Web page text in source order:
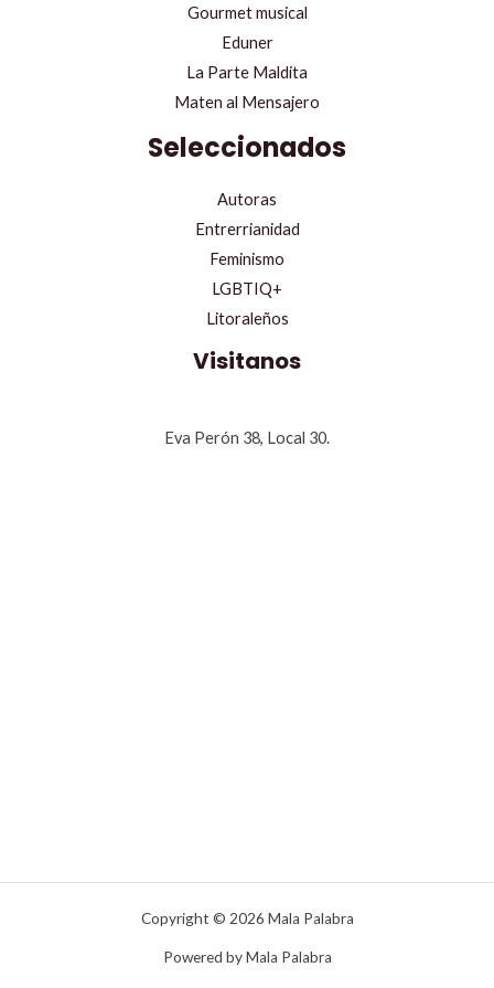
Gourmet musical
Eduner
La Parte Maldita
Maten al Mensajero
Seleccionados
Autoras
Entrerrianidad
Feminismo
LGBTIQ+
Litoraleños
Visitanos
Eva Perón 38, Local 30.
Copyright © 2026 Mala Palabra
Powered by Mala Palabra